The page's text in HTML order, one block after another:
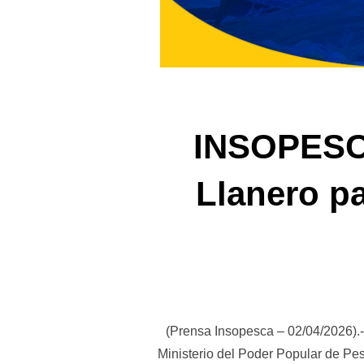
Llanero
(Prensa Insopesca – 02/04/
Ministerio del Poder Popular de